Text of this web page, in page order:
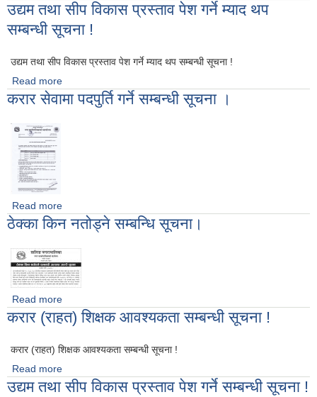
उद्यम तथा सीप विकास प्रस्ताव पेश गर्ने म्याद थप
सम्बन्धी सूचना !
उद्यम तथा सीप विकास प्रस्ताव पेश गर्ने म्याद थप सम्बन्धी सूचना !
Read more
करार सेवामा पदपुर्ति गर्ने सम्बन्धी सूचना ।
Read more
ठेक्का किन नतोड्ने सम्बन्धि सूचना।
Read more
करार (राहत) शिक्षक आवश्यकता सम्बन्धी सूचना !
करार (राहत) शिक्षक आवश्यकता सम्बन्धी सूचना !
Read more
उद्यम तथा सीप विकास प्रस्ताव पेश गर्ने सम्बन्धी सूचना !